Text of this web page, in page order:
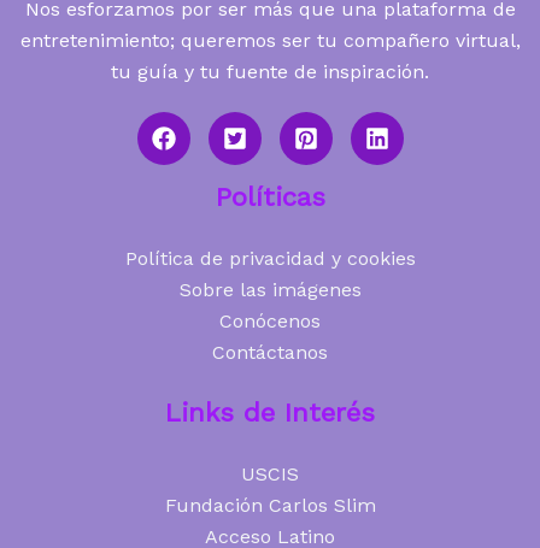
Nos esforzamos por ser más que una plataforma de
entretenimiento; queremos ser tu compañero virtual,
tu guía y tu fuente de inspiración.
Políticas
Política de privacidad y cookies
Sobre las imágenes
Conócenos
Contáctanos
Links de Interés
USCIS
Fundación Carlos Slim
Acceso Latino